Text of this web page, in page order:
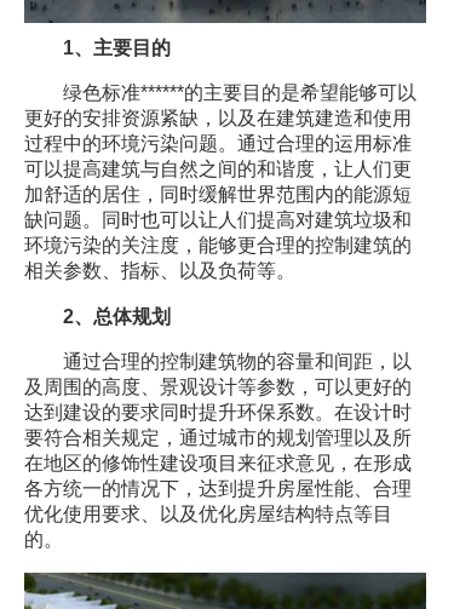
1、主要目的
绿色标准******的主要目的是希望能够可以
更好的安排资源紧缺，以及在建筑建造和使用
过程中的环境污染问题。通过合理的运用标准
可以提高建筑与自然之间的和谐度，让人们更
加舒适的居住，同时缓解世界范围内的能源短
缺问题。同时也可以让人们提高对建筑垃圾和
环境污染的关注度，能够更合理的控制建筑的
相关参数、指标、以及负荷等。
2、总体规划
通过合理的控制建筑物的容量和间距，以
及周围的高度、景观设计等参数，可以更好的
达到建设的要求同时提升环保系数。在设计时
要符合相关规定，通过城市的规划管理以及所
在地区的修饰性建设项目来征求意见，在形成
各方统一的情况下，达到提升房屋性能、合理
优化使用要求、以及优化房屋结构特点等目
的。